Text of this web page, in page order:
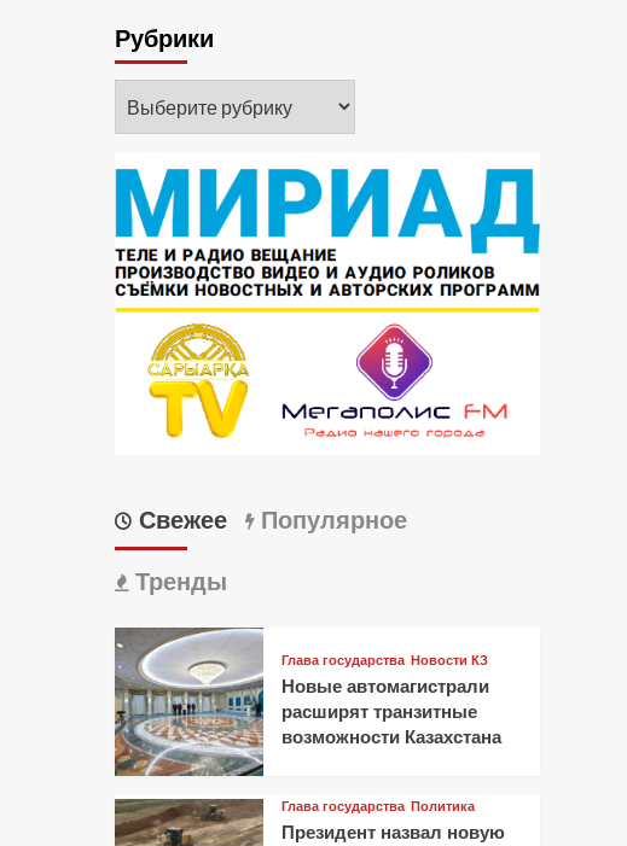
Рубрики
Свежее Популярное
Тренды
Глава государства Новости КЗ
Новые автомагистрали
расширят транзитные
возможности Казахстана
Глава государства Политика
Президент назвал новую